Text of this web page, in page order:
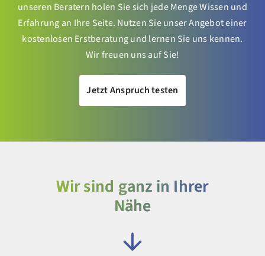
unseren Beratern holen Sie sich jede Menge Wissen und
Erfahrung an Ihre Seite. Nutzen Sie unser Angebot einer
kostenlosen Erstberatung und lernen Sie uns kennen.
Wir freuen uns auf Sie!
Jetzt Anspruch testen
Wir sind ganz in Ihrer
Nähe